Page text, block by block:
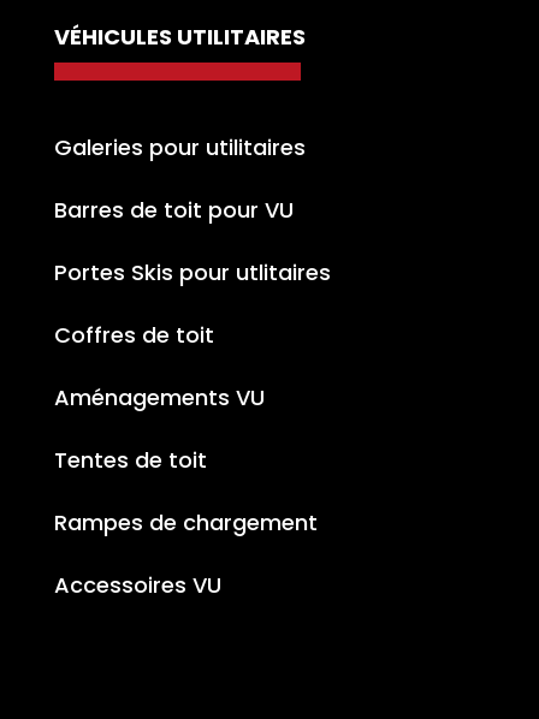
VÉHICULES UTILITAIRES
Galeries pour utilitaires
Barres de toit pour VU
Portes Skis pour utlitaires
Coffres de toit
Aménagements VU
Tentes de toit
Rampes de chargement
Accessoires VU